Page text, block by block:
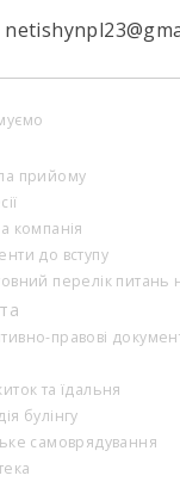
прийому
компанія
до вступу
перелік питань
правові
та їдальня
булінгу
самоврядування